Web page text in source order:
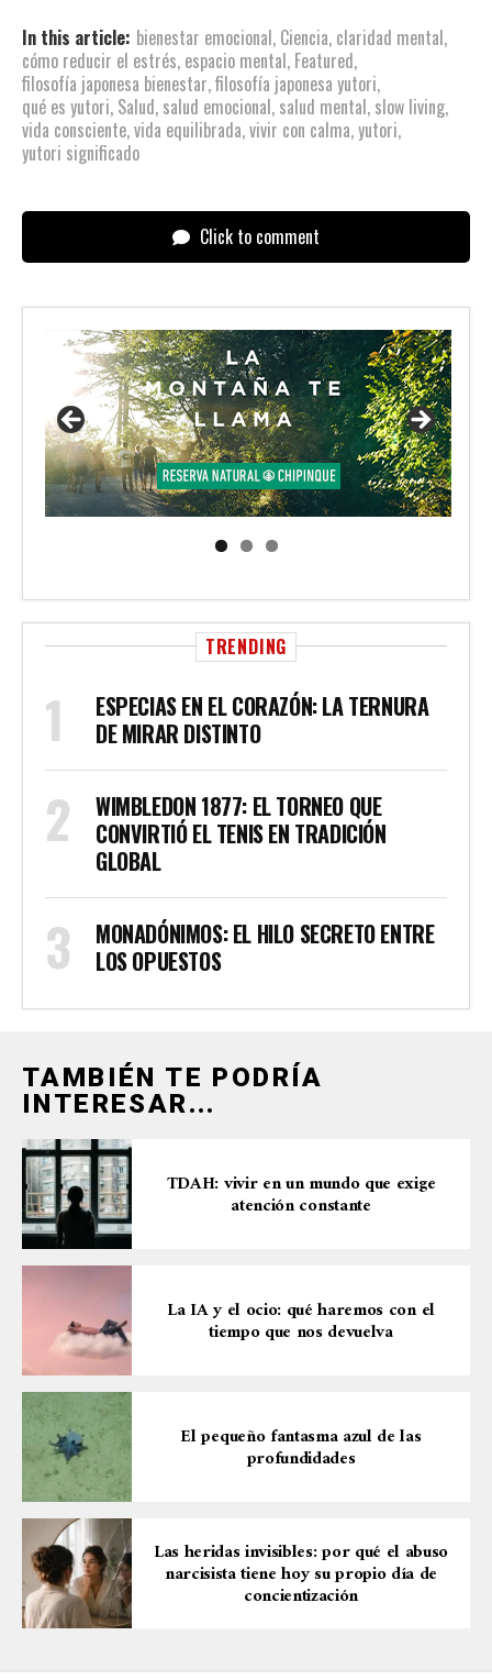
In this article: bienestar emocional, Ciencia, claridad mental,
cómo reducir el estrés, espacio mental, Featured,
filosofía japonesa bienestar,filosofía japonesa yutori,
qué es yutori, Salud, salud emocional, salud mental, slow living,
vida consciente,vida equilibrada,vivir con calma,yutori,
yutori significado
Click to comment
TRENDING
ESPECIAS EN EL CORAZÓN: LA TERNURA
DE MIRAR DISTINTO
WIMBLEDON 1877: EL TORNEO QUE
CONVIRTIÓ EL TENIS EN TRADICIÓN
GLOBAL
MONADÓNIMOS: EL HILO SECRETO ENTRE
LOS OPUESTOS
TAMBIÉN TE PODRÍA
INTERESAR...
TDAH: vivir en un mundo que exige
atención constante
La IA y el ocio: qué haremos con el
tiempo que nos devuelva
El pequeño fantasma azul de las
profundidades
Las heridas invisibles: por qué el abuso
narcisista tiene hoy su propio día de
concientización